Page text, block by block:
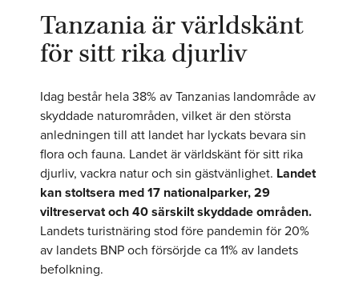
Tanzania är världskänt
för sitt rika djurliv
Idag består hela 38% av Tanzanias landområde av
skyddade naturområden, vilket är den största
anledningen till att landet har lyckats bevara sin
flora och fauna. Landet är världskänt för sitt rika
djurliv, vackra natur och sin gästvänlighet. Landet
kan stoltsera med 17 nationalparker, 29
viltreservat och 40 särskilt skyddade områden.
Landets turistnäring stod före pandemin för 20%
av landets BNP och försörjde ca 11% av landets
befolkning.